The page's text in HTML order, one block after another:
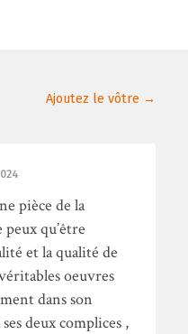
Ajoutez le vôtre →
pièce de la
qu’être
et la qualité de
oeuvres
dans son
deux complices ,